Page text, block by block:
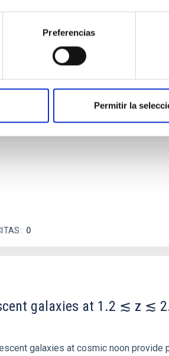
Preferencias
Permitir la
in the Transition
expect to see alignments
that the orientation of cores and
0
galaxies at 1.2 ≲ z ≲
galaxies at cosmic noon